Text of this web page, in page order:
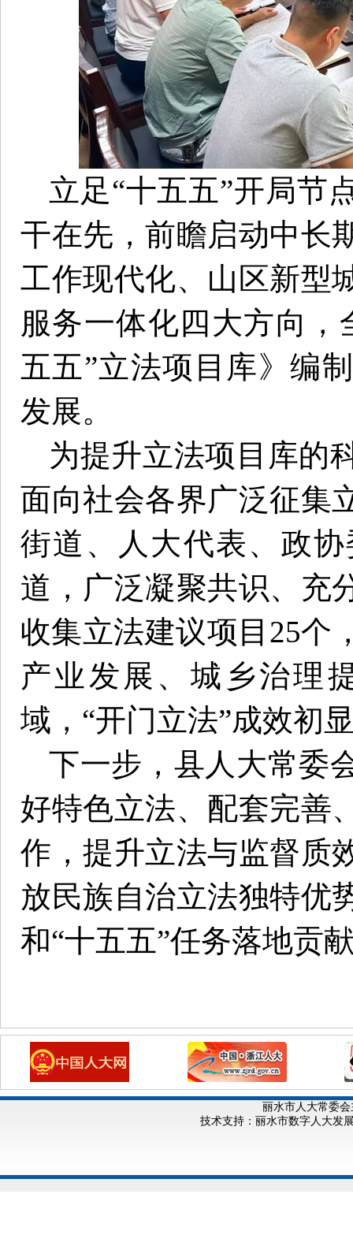
立足“十五五”开局节
干在先，前瞻启动中长
工作现代化、山区新型
服务一体化四大方向
五五”立法项目库》编
发展。
为提升立法项目库的
面向社会各界广泛征集
街道、人大代表、政
道，广泛凝聚共识、充
收集立法建议项目25个
产业发展、城乡治理
域，“开门立法”成效初
下一步，县人大常委
好特色立法、配套完善
作，提升立法与监督质
放民族自治立法独特优
和“十五五”任务落地贡
丽水市人大常委会
技术支持：丽水市数字人大发